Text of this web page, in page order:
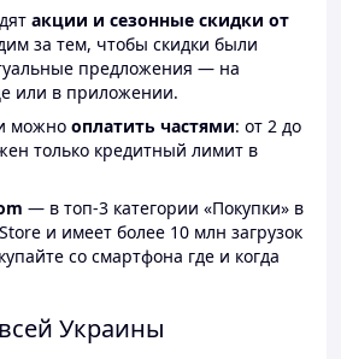
акции и сезонные скидки от
за тем, чтобы скидки были
предложения — на
или в приложении.
можно оплатить частями: от 2 до
только кредитный лимит в
— в топ-3 категории «Покупки» в
и имеет более 10 млн загрузок
со смартфона где и когда
Украины